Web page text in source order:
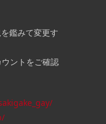
鑑みて変更す
ントをご確認